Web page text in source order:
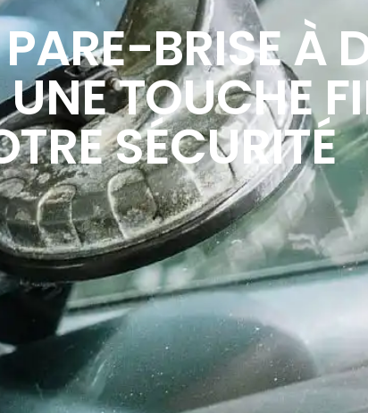
BRISE À
TOUCHE
SÉCURITÉ